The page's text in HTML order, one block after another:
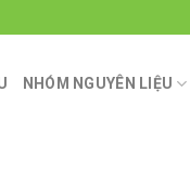
NHÓM NGUYÊN LIỆU